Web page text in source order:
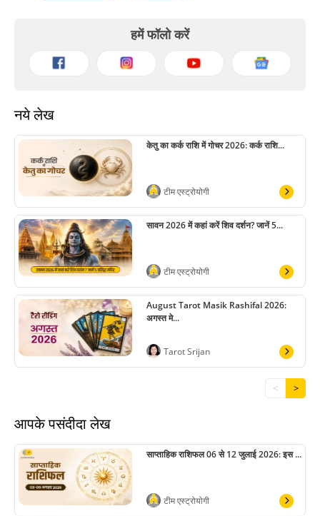
हमें फॉलो करें
नये लेख
केतु का कर्क राशि में गोचर 2026: कर्क राशि...
टीम एस्ट्रोयोगी
सावन 2026 में कहां करें शिव दर्शन? जानें 5...
टीम एस्ट्रोयोगी
August Tarot Masik Rashifal 2026:
अगस्त मे...
Tarot Srijan
< >
आपके पसंदीदा लेख
साप्ताहिक राशिफल 06 से 12 जुलाई 2026: इस ...
टीम एस्ट्रोयोगी